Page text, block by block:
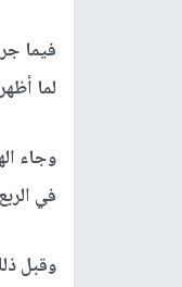
لما
وجاء
في الربع الأول من 2020
وقبل